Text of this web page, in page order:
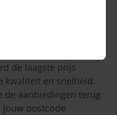
de laagste prijs
kwaliteit en snelheid.
de aanbiedingen terug
jouw postcode